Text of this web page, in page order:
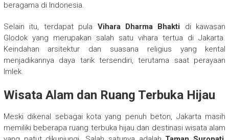
beragama di Indonesia.
Selain itu, terdapat pula Vihara Dharma Bhakti di kawasan
Glodok yang merupakan salah satu vihara tertua di Jakarta.
Keindahan arsitektur dan suasana religius yang kental
menjadikannya daya tarik tersendiri, terutama saat perayaan
Imlek.
Wisata Alam dan Ruang Terbuka Hijau
Meski dikenal sebagai kota yang penuh beton, Jakarta masih
memiliki beberapa ruang terbuka hijau dan destinasi wisata alam